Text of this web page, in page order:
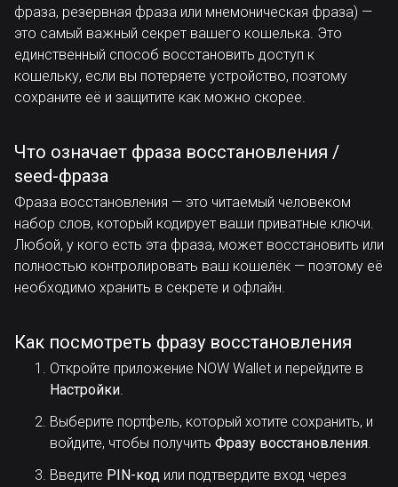
фраза, резервная фраза или мнемоническая фраза) —
это самый важный секрет вашего кошелька. Это
единственный способ восстановить доступ к
кошельку, если вы потеряете устройство, поэтому
сохраните её и защитите как можно скорее.
Что означает фраза восстановления /
seed-фраза
Фраза восстановления — это читаемый человеком
набор слов, который кодирует ваши приватные ключи.
Любой, у кого есть эта фраза, может восстановить или
полностью контролировать ваш кошелёк — поэтому её
необходимо хранить в секрете и офлайн.
Как посмотреть фразу восстановления
Откройте приложение NOW Wallet и перейдите в
Настройки.
Выберите портфель, который хотите сохранить, и
войдите, чтобы получить Фразу восстановления.
Введите PIN-код или подтвердите вход через